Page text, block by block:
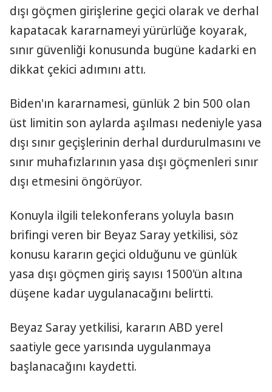
dışı göçmen girişlerine geçici olarak ve derhal
kapatacak kararnameyi yürürlüğe koyarak,
sınır güvenliği konusunda bugüne kadarki en
dikkat çekici adımını attı.
Biden'ın kararnamesi, günlük 2 bin 500 olan
üst limitin son aylarda aşılması nedeniyle yasa
dışı sınır geçişlerinin derhal durdurulmasını ve
sınır muhafızlarının yasa dışı göçmenleri sınır
dışı etmesini öngörüyor.
Konuyla ilgili telekonferans yoluyla basın
brifingi veren bir Beyaz Saray yetkilisi, söz
konusu kararın geçici olduğunu ve günlük
yasa dışı göçmen giriş sayısı 1500'ün altına
düşene kadar uygulanacağını belirtti.
Beyaz Saray yetkilisi, kararın ABD yerel
saatiyle gece yarısında uygulanmaya
başlanacağını kaydetti.